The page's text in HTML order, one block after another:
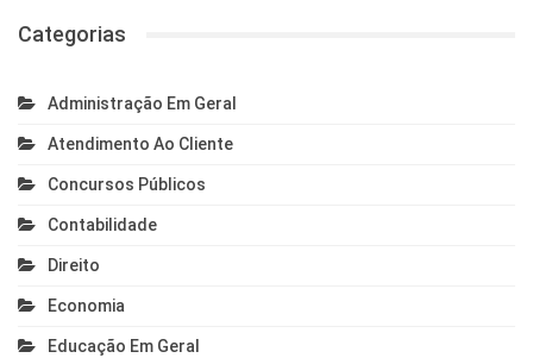
Categorias
Administração Em Geral
Atendimento Ao Cliente
Concursos Públicos
Contabilidade
Direito
Economia
Educação Em Geral